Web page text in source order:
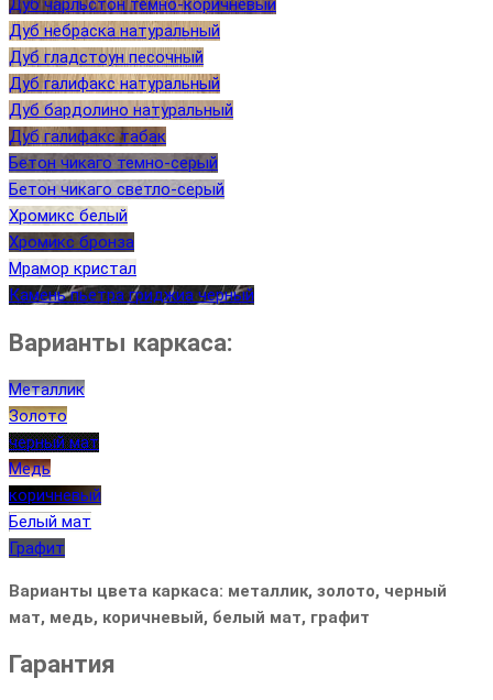
Дуб чарльстон темно-коричневый
Дуб небраска натуральный
Дуб гладстоун песочный
Дуб галифакс натуральный
Дуб бардолино натуральный
Дуб галифакс табак
Бетон чикаго темно-серый
Бетон чикаго светло-серый
Хромикс белый
Хромикс бронза
Мрамор кристал
Камень пьетра гриджиа черный
Варианты каркаса:
Металлик
Золото
черный мат
Медь
коричневый
Белый мат
Графит
Варианты цвета каркаса: металлик, золото, черный
мат, медь, коричневый, белый мат, графит
Гарантия